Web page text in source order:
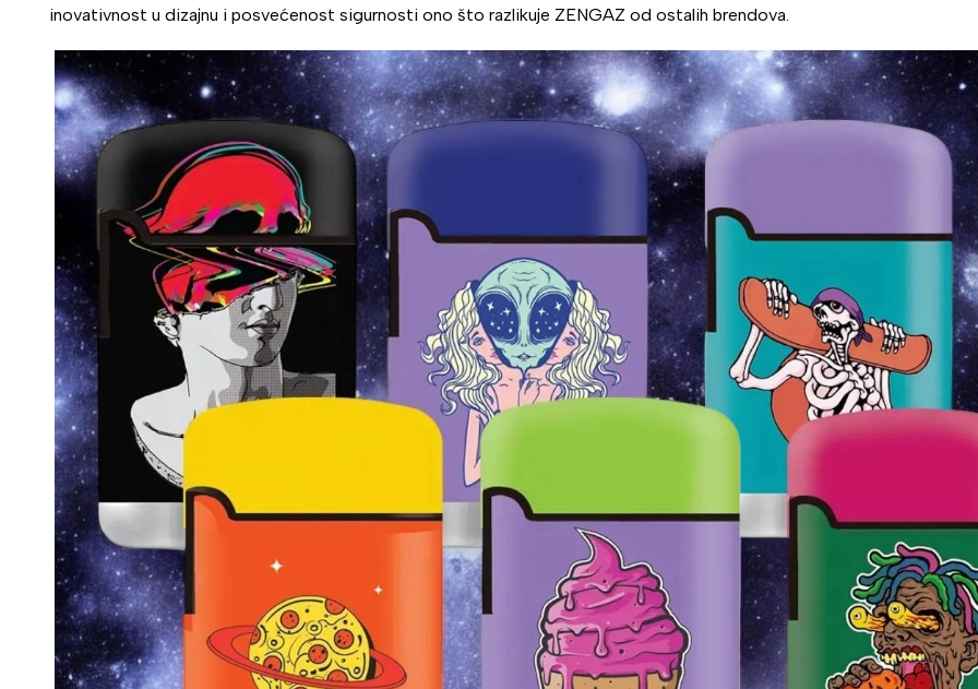
inovativnost u dizajnu i posvećenost sigurnosti ono što razlikuje ZENGAZ od ostalih brendova.